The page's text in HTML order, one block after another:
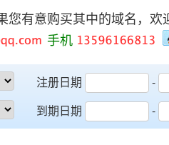
您有意购买其中的域名，欢
手机
注册日期
-
到期日期
-